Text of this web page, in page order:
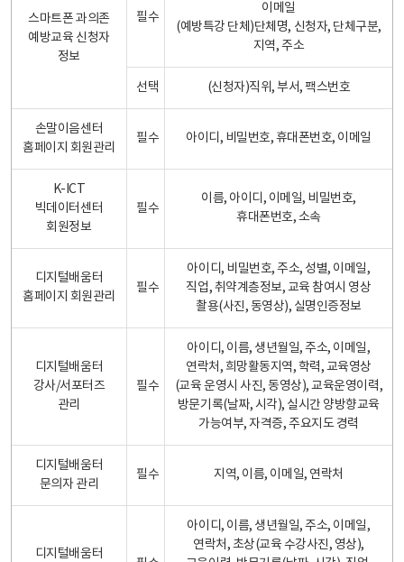
스마트폰 과의존
예방교육 신청자
정보
필수
이메일
(예방특강 단체)단체명, 신청자, 단체구분,
지역, 주소
선택 (신청자)직위, 부서, 팩스번호
손말이음센터
홈페이지 회원관리
필수 아이디, 비밀번호, 휴대폰번호, 이메일
K-ICT
빅데이터센터
회원정보
필수
이름, 아이디, 이메일, 비밀번호,
휴대폰번호, 소속
디지털배움터
홈페이지 회원관리
필수
아이디, 비밀번호, 주소, 성별, 이메일,
직업, 취약계층정보, 교육 참여시 영상
촬용(사진, 동영상), 실명인증정보
디지털배움터
강사/서포터즈
관리
필수
아이디, 이름, 생년월일, 주소, 이메일,
연락처, 희망활동지역, 학력, 교육영상
(교육 운영시 사진, 동영상), 교육운영이력,
방문기록(날짜, 시각), 실시간 양방향교육
가능여부, 자격증, 주요지도 경력
디지털배움터
문의자 관리
필수 지역, 이름, 이메일, 연락처
디지털배움터
아이디, 이름, 생년월일, 주소, 이메일,
연락처, 초상(교육 수강사진, 영상),